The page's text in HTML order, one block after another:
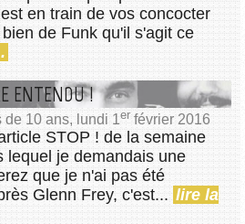
en train de vos concocter
de Funk qu'il s'agit ce
ENTENDU !
de 10 ans, lundi 1er février 2016
STOP ! de la semaine
lequel je demandais une
que je n'ai pas été
Glenn Frey, c'est... lire la